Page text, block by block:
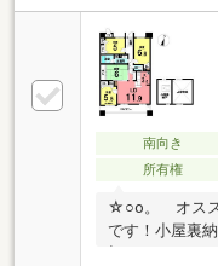
南向き
所有権
☆○o。 オス
です！小屋裏